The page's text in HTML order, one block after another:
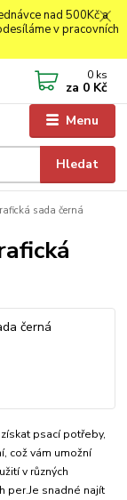
nad 500Kč a
v pracovních
Menu
Hledat
0 ks
za 0 Kč
sada černá
psací potřeby,
což vám umožní
v různých
per.Je snadné najít